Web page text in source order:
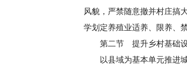
风貌，严禁随意撤并村庄搞
学划定养殖业适养、限养、
第二节 提升乡村基础
以县域为基本单元推进